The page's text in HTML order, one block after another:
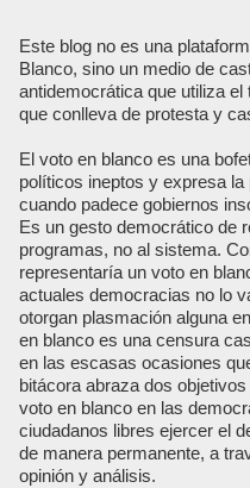
Este blog no es una
Blanco, sino un medio de
antidemocrática que utiliza el
que conlleva de protesta y
El voto en blanco es una
políticos ineptos y expresa
cuando padece gobiernos
Es un gesto democrático de
programas, no al sistema.
representaría un voto en
actuales democracias no lo
otorgan plasmación alguna
en blanco es una censura
en las escasas ocasiones
bitácora abraza dos
voto en blanco en las
ciudadanos libres ejercer el
de manera permanente, a
opinión y análisis.